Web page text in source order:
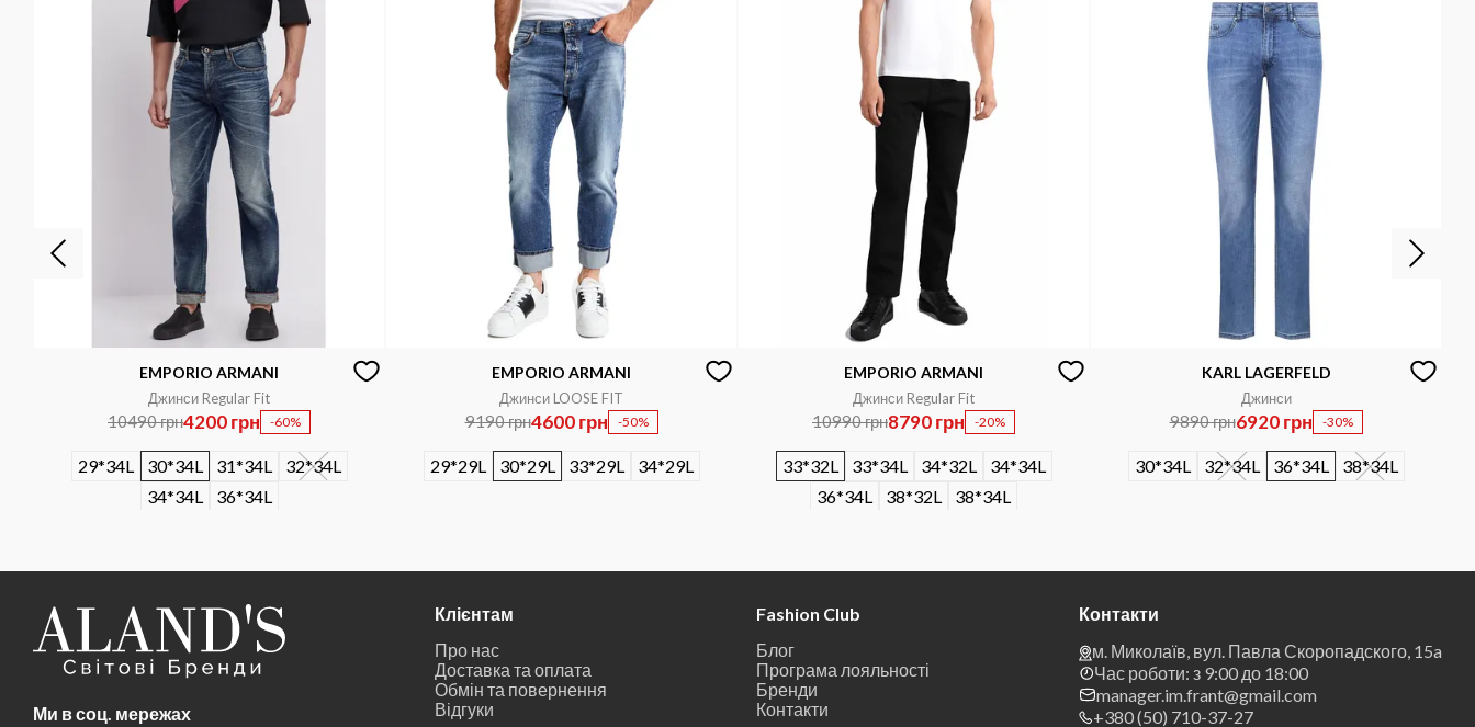
EMPORIO ARMANI
Джинси Regular Fit
10490 грн4200 грн -60%
29*34L 30*34L 31*34L
32*34L
34*34L
36*34L
EMPORIO ARMANI
Джинси LOOSE FIT
9190 грн4600 грн -50%
29*29L 30*29L 33*29L 34*29L
EMPORIO ARMANI
Джинси Regular Fit
10990 грн8790 грн -20%
33*32L 33*34L 34*32L
34*34L
36*34L
38*32L 38*34L
KARL LAGERFELD
Джинси
9890 грн6920 грн -30%
30*34L 32*34L 36*34L 38*34L
Ми в соц. мережах
Клієнтам
Про нас
Доставка та оплата
Обмін та повернення
Відгуки
Fashion Club
Блог
Програма лояльності
Бренди
Контакти
Контакти
м. Миколаїв, вул. Павла Скоропадского, 15a
Час роботи: з 9:00 до 18:00
manager.im.frant@gmail.com
+380 (50) 710-37-27